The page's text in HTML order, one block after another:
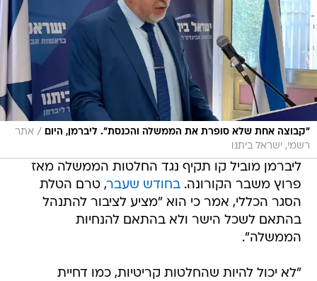
"קבוצה אחת שלא סופרת את הממשלה והכנסת". ליברמן, היום / אתר
רשמי, ישראל ביתנו
ליברמן מוביל קו תקיף נגד החלטות הממשלה מאז
פרוץ משבר הקורונה.בחודש שעבר, טרם הטלת
הסגר הכללי, אמר כי הוא "מציע לציבור להתנהל
בהתאם לשכל הישר ולא בהתאם להנחיות
הממשלה".
"לא יכול להיות שהחלטות קריטיות, כמו דחיית